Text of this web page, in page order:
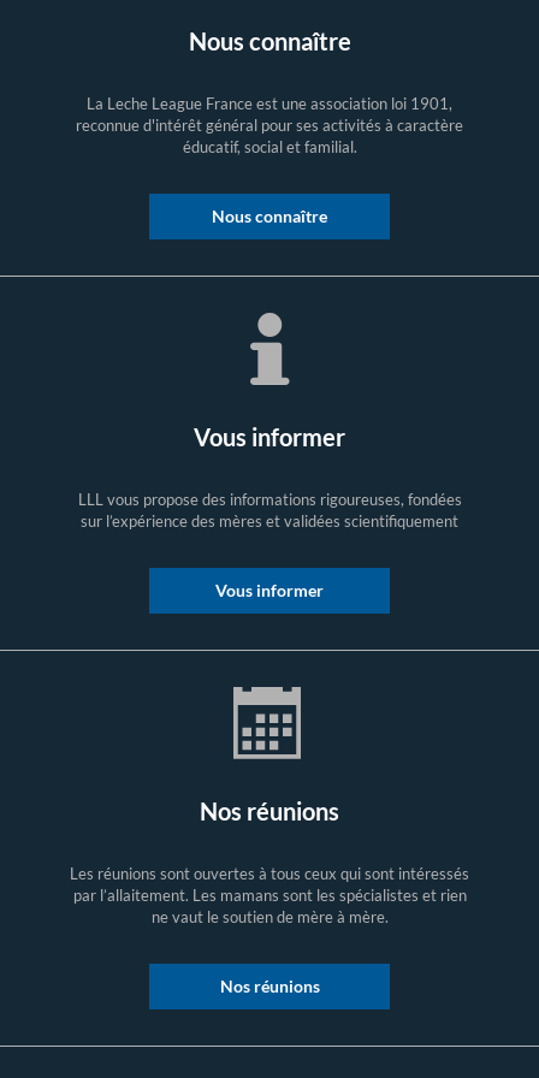
Nous connaître
La Leche League France est une association loi 1901,
reconnue d'intérêt général pour ses activités à caractère
éducatif, social et familial.
Nous connaître
Vous informer
LLL vous propose des informations rigoureuses, fondées
sur l’expérience des mères et validées scientifiquement
Vous informer
Nos réunions
Les réunions sont ouvertes à tous ceux qui sont intéressés
par l’allaitement. Les mamans sont les spécialistes et rien
ne vaut le soutien de mère à mère.
Nos réunions